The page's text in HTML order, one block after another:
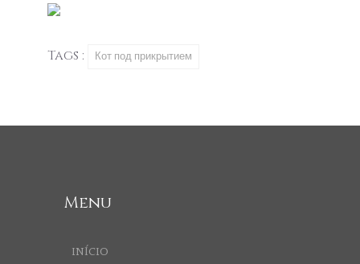
Tags : Кот под прикрытием
Menu
INÍCIO